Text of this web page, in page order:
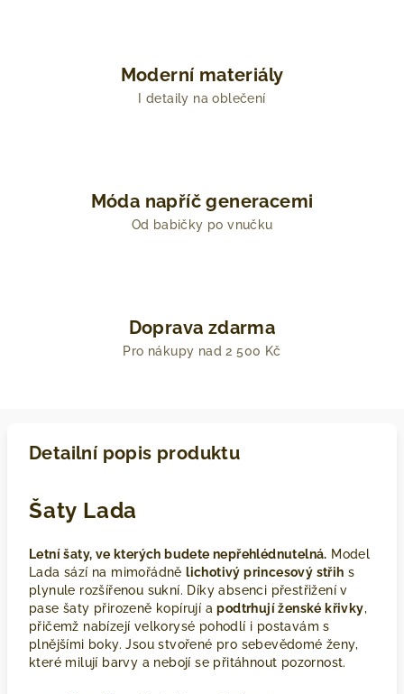
Moderní materiály
I detaily na oblečení
Móda napříč generacemi
Od babičky po vnučku
Doprava zdarma
Pro nákupy nad 2 500 Kč
Detailní popis produktu
Šaty Lada
Letní šaty, ve kterých budete nepřehlédnutelná. Model
Lada sází na mimořádně lichotivý princesový střih s
plynule rozšířenou sukní. Díky absenci přestřižení v
pase šaty přirozeně kopírují apodtrhují ženské křivky,
přičemž nabízejí velkorysé pohodlí i postavám s
plnějšími boky. Jsou stvořené pro sebevědomé ženy,
které milují barvy a nebojí se přitáhnout pozornost.